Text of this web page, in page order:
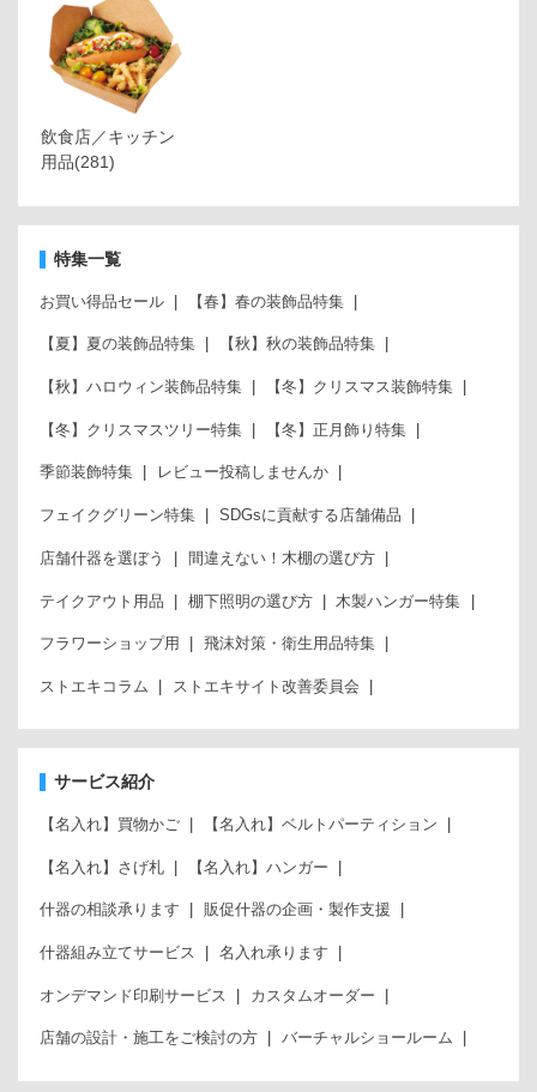
飲食店／キッチン
用品(281)
特集一覧
お買い得品セール 【春】春の装飾品特集
【夏】夏の装飾品特集 【秋】秋の装飾品特集
【秋】ハロウィン装飾品特集 【冬】クリスマス装飾特集
【冬】クリスマスツリー特集 【冬】正月飾り特集
季節装飾特集 レビュー投稿しませんか
フェイクグリーン特集 SDGsに貢献する店舗備品
店舗什器を選ぼう 間違えない！木棚の選び方
テイクアウト用品 棚下照明の選び方 木製ハンガー特集
フラワーショップ用 飛沫対策・衛生用品特集
ストエキコラム ストエキサイト改善委員会
サービス紹介
【名入れ】買物かご 【名入れ】ベルトパーティション
【名入れ】さげ札 【名入れ】ハンガー
什器の相談承ります 販促什器の企画・製作支援
什器組み立てサービス 名入れ承ります
オンデマンド印刷サービス カスタムオーダー
店舗の設計・施工をご検討の方 バーチャルショールーム